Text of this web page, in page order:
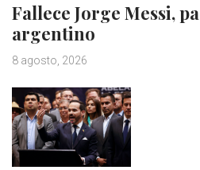
Fallece Jorge Messi,
argentino
8 agosto, 2026